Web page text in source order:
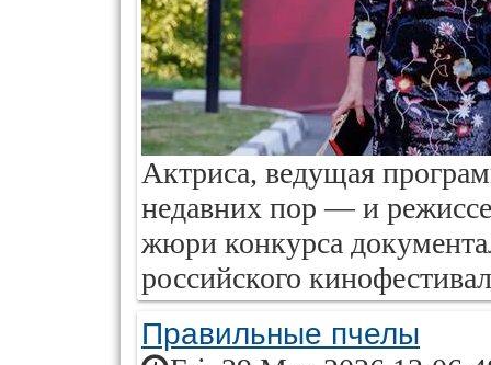
Актриса, ведущая
недавних пор — и
жюри конкурса
российского
Правильные пчелы